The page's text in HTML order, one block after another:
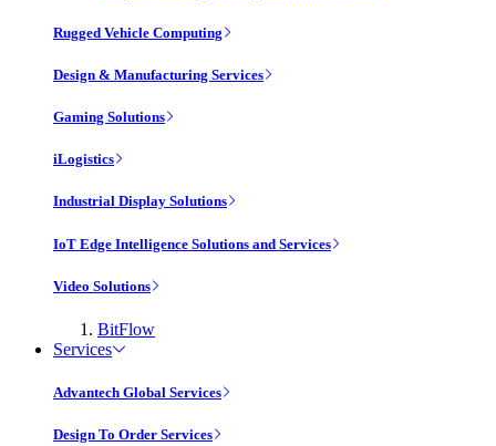
Rugged Vehicle Computing
Design & Manufacturing Services
Gaming Solutions
iLogistics
Industrial Display Solutions
IoT Edge Intelligence Solutions and Services
Video Solutions
BitFlow
Services
Advantech Global Services
Design To Order Services